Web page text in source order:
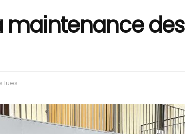
maintenance des
lues